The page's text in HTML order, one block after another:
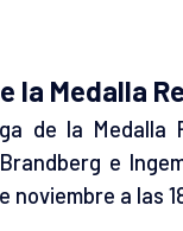
la Medalla
de la Medalla
e
noviembre a las